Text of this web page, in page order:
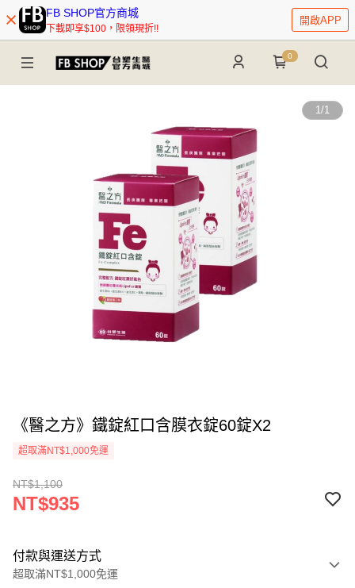
FB SHOP官方商城
下載即享$100，限領現折!!
開啟APP
0
1/1
《醫之方》鐵錠紅口含膜衣錠60錠X2
超取滿NT$1,000免運
NT$1,100
NT$935
付款與運送方式
超取滿NT$1,000免運